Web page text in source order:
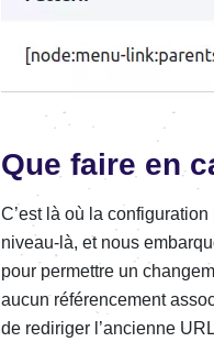
Que faire en
C’est là où la
niveau-là, et nous
pour permettre un
aucun réfé­­ren­­ce­­ment
de redi­­ri­­ger l’an­­cienne